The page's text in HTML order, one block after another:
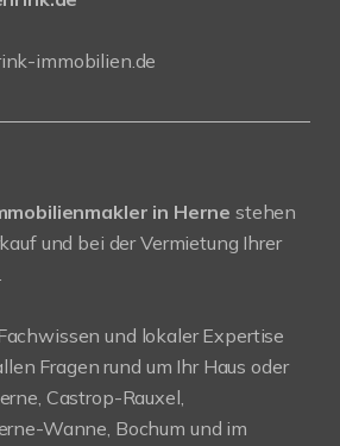
immobilien.de
in Herne stehen
und bei der Vermietung Ihrer
und lokaler Expertise
Fragen rund um Ihr Haus oder
Castrop-Rauxel,
Wanne, Bochum und im